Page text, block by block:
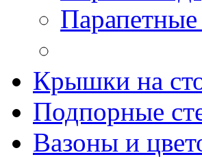
Крышки на
Подпорные
Вазоны и